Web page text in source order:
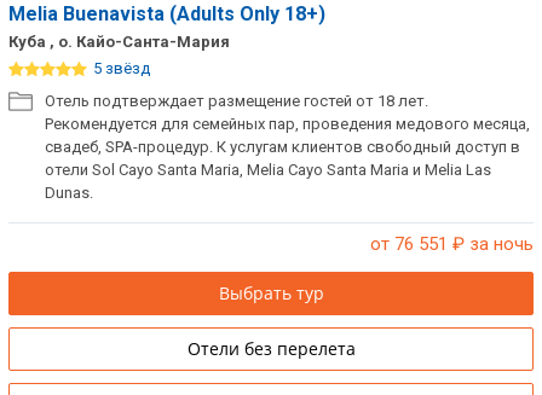
Melia Buenavista (Adults Only 18+)
Куба , о. Кайо-Санта-Мария
5 звёзд
Отель подтверждает размещение гостей от 18 лет.
Рекомендуется для семейных пар, проведения медового месяца,
свадеб, SPA-процедур. К услугам клиентов свободный доступ в
отели Sol Cayo Santa Maria, Melia Cayo Santa Maria и Melia Las
Dunas.
от 76 551 ₽ за ночь
Выбрать тур
Отели без перелета
ТОП 10 недорогих отелей
5*
Лучшие отели 4* звезды
Недорогие отели 4*
звезды
Сетевые отели Турции